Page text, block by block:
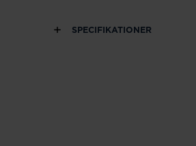
SPECIFIKATIONER